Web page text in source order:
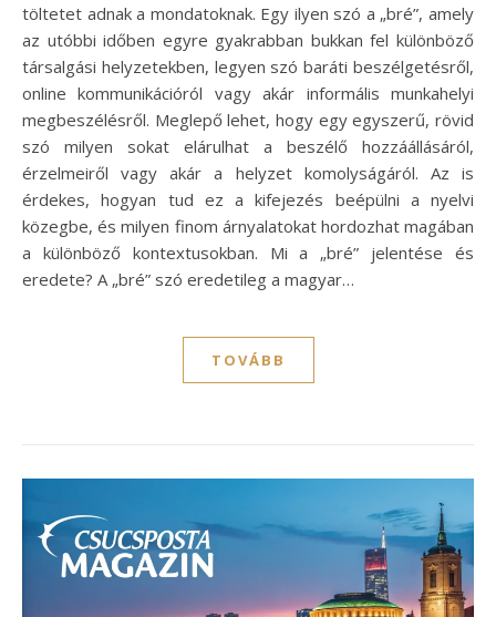
töltetet adnak a mondatoknak. Egy ilyen szó a „bré”, amely
az utóbbi időben egyre gyakrabban bukkan fel különböző
társalgási helyzetekben, legyen szó baráti beszélgetésről,
online kommunikációról vagy akár informális munkahelyi
megbeszélésről. Meglepő lehet, hogy egy egyszerű, rövid
szó milyen sokat elárulhat a beszélő hozzáállásáról,
érzelmeiről vagy akár a helyzet komolyságáról. Az is
érdekes, hogyan tud ez a kifejezés beépülni a nyelvi
közegbe, és milyen finom árnyalatokat hordozhat magában
a különböző kontextusokban. Mi a „bré” jelentése és
eredete? A „bré” szó eredetileg a magyar…
TOVÁBB